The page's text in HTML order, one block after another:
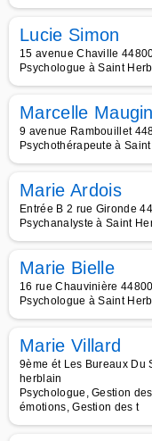
Lucie Simon
15 avenue Chaville
Psychologue à Saint
Marcelle Maugin
9 avenue Rambouillet
Psychothérapeute à
Marie Ardois
Entrée B 2 rue Gironde
Psychanalyste à Saint
Marie Bielle
16 rue Chauvinière
Psychologue à Saint
Marie Villard
9ème ét Les Bureaux Du
herblain
Psychologue, Gestion
émotions, Gestion des t